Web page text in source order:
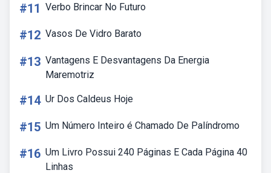
#11 Verbo Brincar No Futuro
#12 Vasos De Vidro Barato
#13 Vantagens E Desvantagens Da Energia
Maremotriz
#14 Ur Dos Caldeus Hoje
#15 Um Número Inteiro é Chamado De Palíndromo
#16 Um Livro Possui 240 Páginas E Cada Página 40
Linhas